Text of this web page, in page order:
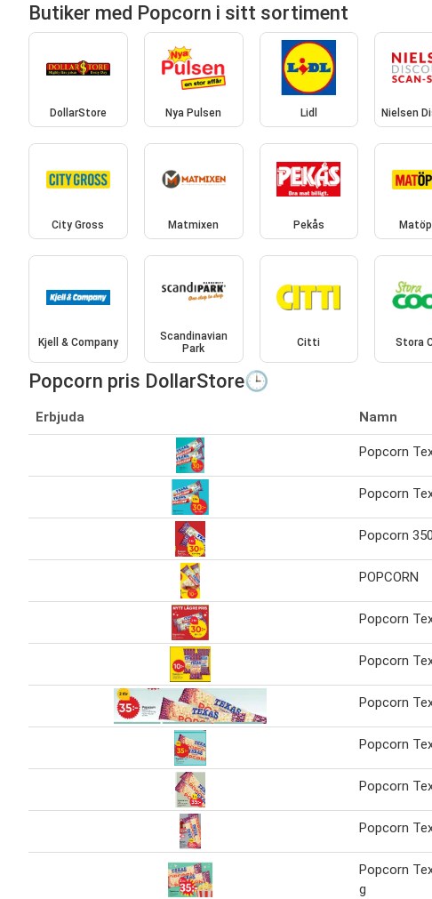
Butiker med Popcorn i sitt sortiment
DollarStore Nya Pulsen Lidl Nielsen
City Gross Matmixen Pekås
Kjell & Company
Scandinavian
Park
Citti Stora
Popcorn pris DollarStore🕒
Erbjuda Namn
Popcorn
Popcorn
Popcorn
POPCORN
Popcorn
Popcorn
Popcorn
Popcorn
Popcorn
Popcorn
Popcorn
g